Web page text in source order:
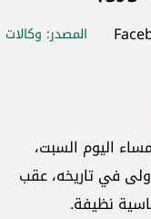
المصدر: وكالات
اليوم السبت،
2025 وللمرة الأولى في تاريخه، عقب
نظيفة.